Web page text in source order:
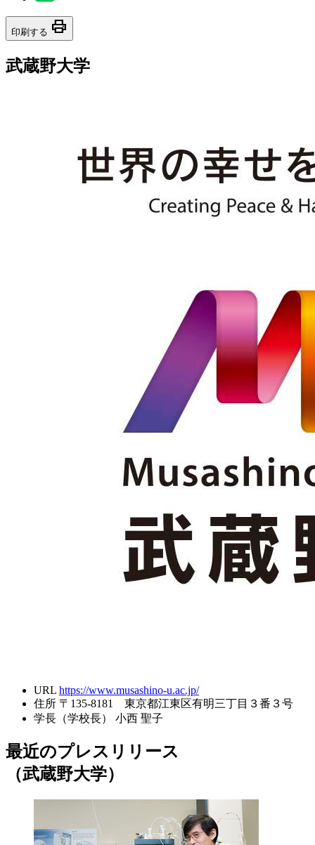
印刷する print
武蔵野大学
URL https://www.musashino-u.ac.jp/
住所 〒135-8181 東京都江東区有明三丁目３番３号
学長（学校長）
小西 聖子
最近のプレスリリース
（武蔵野大学）